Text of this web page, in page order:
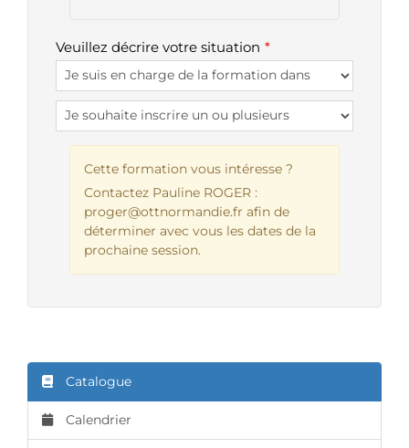
Veuillez décrire votre situation
Cette formation vous intéresse ?
Contactez Pauline ROGER :
proger@ottnormandie.fr afin de
déterminer avec vous les dates de la
prochaine session.
Catalogue
Calendrier